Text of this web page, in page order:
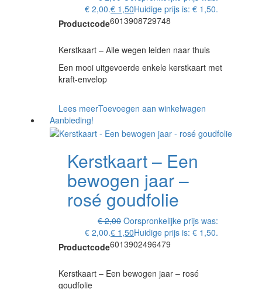
€ 2,00.€ 1,50Huidige prijs is: € 1,50.
Productcode6013908729748
Kerstkaart – Alle wegen leiden naar thuis
Een mooi uitgevoerde enkele kerstkaart met
kraft-envelop
Lees meerToevoegen aan winkelwagen
Aanbieding!
Kerstkaart – Een
bewogen jaar –
rosé goudfolie
€2,00 Oorspronkelijke prijs was:
€ 2,00.€ 1,50Huidige prijs is: € 1,50.
Productcode6013902496479
Kerstkaart – Een bewogen jaar – rosé
goudfolie